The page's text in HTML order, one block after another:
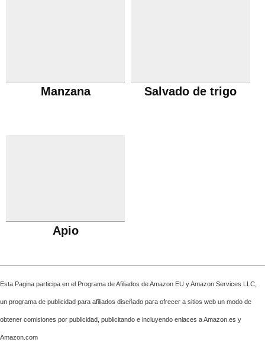
Manzana Salvado de trigo
Apio
Esta Pagina participa en el Programa de Afiliados de Amazon EU y Amazon Services LLC,
un programa de publicidad para afiliados diseñado para ofrecer a sitios web un modo de
obtener comisiones por publicidad, publicitando e incluyendo enlaces a Amazon.es y
Amazon.com